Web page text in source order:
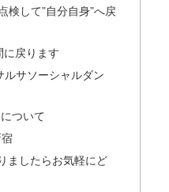
検して”自分自身”へ戻
戻ります
サソーシャルダン
ついて
ましたらお気軽にど